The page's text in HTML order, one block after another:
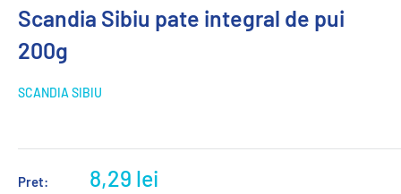
Scandia Sibiu pate integral de pui
200g
SCANDIA SIBIU
Pret: 8,29 lei